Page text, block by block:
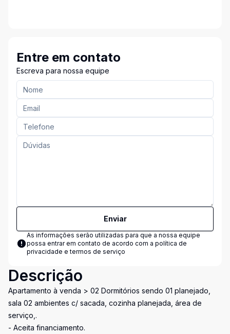
Entre em contato
Escreva para nossa equipe
Enviar
As informações serão utilizadas para que a nossa equipe
possa entrar em contato de acordo com a política de
privacidade e termos de serviço
Descrição
Apartamento à venda > 02 Dormitórios sendo 01 planejado,
sala 02 ambientes c/ sacada, cozinha planejada, área de
serviço,.
- Aceita financiamento.